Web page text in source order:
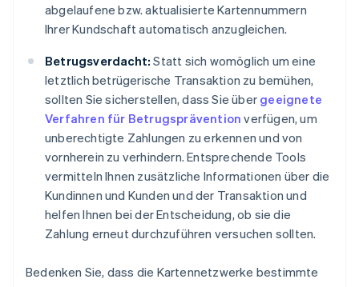
abgelaufene bzw. aktualisierte Kartennummern
Ihrer Kundschaft automatisch anzugleichen.
Betrugsverdacht: Statt sich womöglich um eine
letztlich betrügerische Transaktion zu bemühen,
sollten Sie sicherstellen, dass Sie über geeignete
Verfahren für Betrugsprävention verfügen, um
unberechtigte Zahlungen zu erkennen und von
vornherein zu verhindern. Entsprechende Tools
vermitteln Ihnen zusätzliche Informationen über die
Kundinnen und Kunden und der Transaktion und
helfen Ihnen bei der Entscheidung, ob sie die
Zahlung erneut durchzuführen versuchen sollten.
Bedenken Sie, dass die Kartennetzwerke bestimmte